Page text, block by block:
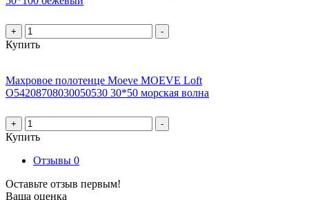
+ -
Купить
Махровое полотенце Moeve MOEVE Loft
О54208708030050530 30*50 морская волна
+ -
Купить
Отзывы 0
Оставьте отзыв первым!
Ваша оценка